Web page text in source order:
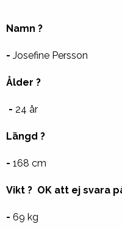
Namn ?
- Josefine Persson
Ålder ?
- 24 år
Längd ?
- 168 cm
Vikt ? OK att ej svara
- 69 kg